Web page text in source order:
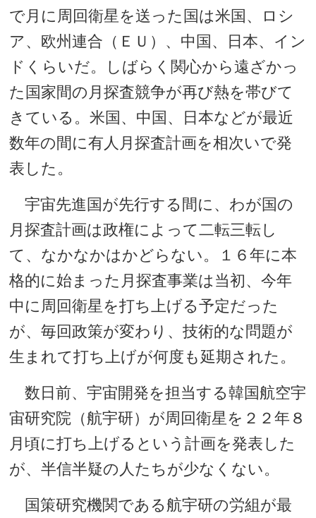
で月に周回衛星を送った国は米国、ロシ
ア、欧州連合（ＥＵ）、中国、日本、イン
ドくらいだ。しばらく関心から遠ざかっ
た国家間の月探査競争が再び熱を帯びて
きている。米国、中国、日本などが最近
数年の間に有人月探査計画を相次いで発
表した。
宇宙先進国が先行する間に、わが国の
月探査計画は政権によって二転三転し
て、なかなかはかどらない。１６年に本
格的に始まった月探査事業は当初、今年
中に周回衛星を打ち上げる予定だった
が、毎回政策が変わり、技術的な問題が
生まれて打ち上げが何度も延期された。
数日前、宇宙開発を担当する韓国航空宇
宙研究院（航宇研）が周回衛星を２２年８
月頃に打ち上げるという計画を発表した
が、半信半疑の人たちが少なくない。
国策研究機関である航宇研の労組が最